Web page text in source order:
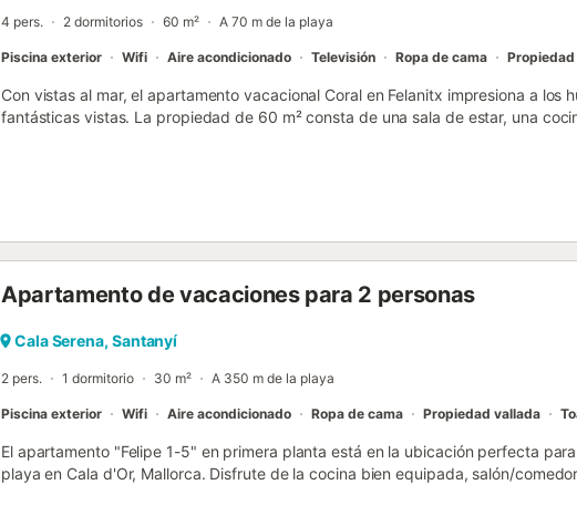
4 pers. 2 dormitorios 60 m² A 70 m de la playa
Piscina exterior Wifi Aire acondicionado Televisión Ropa de cama
Con vistas al mar, el apartamento vacacional Coral en Felanitx impresiona a los
fantásticas vistas. La propiedad de 60 m² consta de una sala de estar, una
de alta velocidad apto para videollamadas, televisión, aire acondicionado y
vacacional cuenta con una zona exterior privada con terraza cubierta. Además,
acceso a instalaciones compartidas como piscina, terraza descubierta y ducha
está ubicada cerca de la playa y los enlaces de transporte público están a
Apartamento de vacaciones para 2 personas
Cala Serena, Santanyí
2 pers. 1 dormitorio 30 m² A 350 m de la playa
Piscina exterior Wifi Aire acondicionado Ropa de cama Propiedad vallada
El apartamento "Felipe 1-5" en primera planta está en la ubicación perfecta
playa en Cala d'Or, Mallorca. Disfrute de la cocina bien equipada, salón/
videollamadas) y una unidad de aire acondicionado en la sala de estar. Bajo